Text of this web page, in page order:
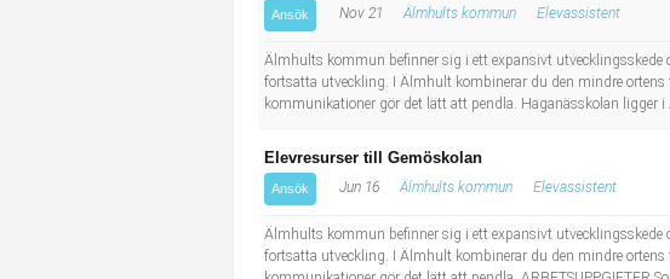
Ansök Nov 21 Älmhults kommun Elevassistent
Älmhults kommun befinner sig i ett expansivt utvecklingsskede
fortsatta utveckling. I Älmhult kombinerar du den mindre
kommunikationer gör det lätt att pendla. Haganässkolan ligger
Elevresurser till Gemöskolan
Ansök Jun 16 Älmhults kommun Elevassistent
Älmhults kommun befinner sig i ett expansivt utvecklingsskede
fortsatta utveckling. I Älmhult kombinerar du den mindre